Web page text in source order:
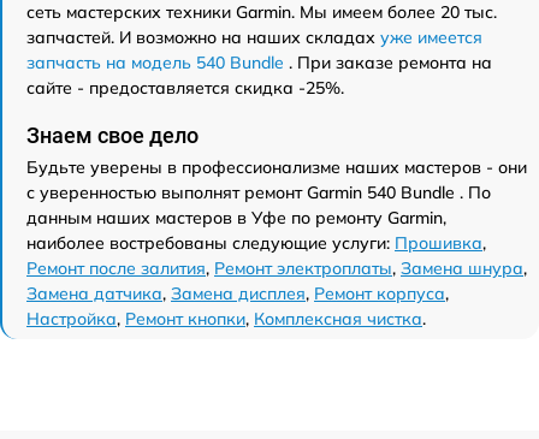
сеть мастерских техники Garmin. Мы имеем более 20 тыс.
запчастей. И возможно на наших складах уже имеется
запчасть на модель 540 Bundle . При заказе ремонта на
сайте - предоставляется скидка -25%.
Знаем свое дело
Будьте уверены в профессионализме наших мастеров - они
с уверенностью выполнят ремонт Garmin 540 Bundle . По
данным наших мастеров в Уфе по ремонту Garmin,
наиболее востребованы следующие услуги: Прошивка,
Ремонт после залития, Ремонт электроплаты, Замена шнура,
Замена датчика, Замена дисплея, Ремонт корпуса,
Настройка, Ремонт кнопки, Комплексная чистка.